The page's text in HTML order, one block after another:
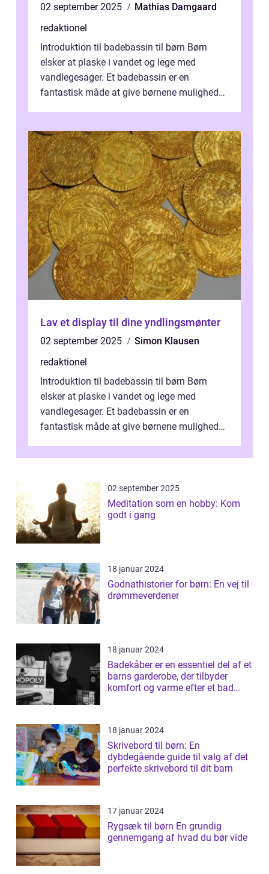
02 september 2025
Mathias Damgaard
redaktionel
Introduktion til badebassin til børn Børn
elsker at plaske i vandet og lege med
vandlegesager. Et badebassin er en
fantastisk måde at give børnene mulighed
Lav et display til dine yndlingsmønter
02 september 2025
Simon Klausen
redaktionel
Introduktion til badebassin til børn Børn
elsker at plaske i vandet og lege med
vandlegesager. Et badebassin er en
fantastisk måde at give børnene mulighed
me...
02 september 2025
Meditation som en hobby: Kom
godt i gang
18 januar 2024
Godnathistorier for børn: En vej til
drømmeverdener
18 januar 2024
Badekåber er en essentiel del af et
barns garderobe, der tilbyder
komfort og varme efter et bad
18 januar 2024
Skrivebord til børn: En
dybdegående guide til valg af det
perfekte skrivebord til dit barn
17 januar 2024
Rygsæk til børn En grundig
gennemgang af hvad du bør vide